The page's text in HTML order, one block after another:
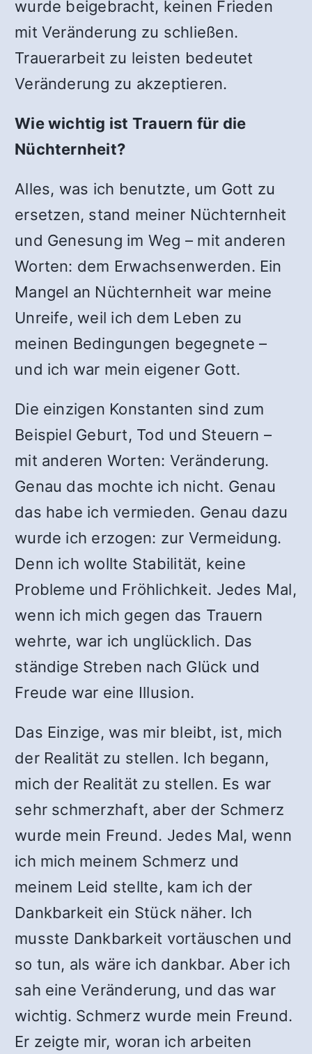
wurde beigebracht, keinen Frieden
mit Veränderung zu schließen.
Trauerarbeit zu leisten bedeutet
Veränderung zu akzeptieren.
Wie wichtig ist Trauern für die
Nüchternheit?
Alles, was ich benutzte, um Gott zu
ersetzen, stand meiner Nüchternheit
und Genesung im Weg – mit anderen
Worten: dem Erwachsenwerden. Ein
Mangel an Nüchternheit war meine
Unreife, weil ich dem Leben zu
meinen Bedingungen begegnete –
und ich war mein eigener Gott.
Die einzigen Konstanten sind zum
Beispiel Geburt, Tod und Steuern –
mit anderen Worten: Veränderung.
Genau das mochte ich nicht. Genau
das habe ich vermieden. Genau dazu
wurde ich erzogen: zur Vermeidung.
Denn ich wollte Stabilität, keine
Probleme und Fröhlichkeit. Jedes Mal,
wenn ich mich gegen das Trauern
wehrte, war ich unglücklich. Das
ständige Streben nach Glück und
Freude war eine Illusion.
Das Einzige, was mir bleibt, ist, mich
der Realität zu stellen. Ich begann,
mich der Realität zu stellen. Es war
sehr schmerzhaft, aber der Schmerz
wurde mein Freund. Jedes Mal, wenn
ich mich meinem Schmerz und
meinem Leid stellte, kam ich der
Dankbarkeit ein Stück näher. Ich
musste Dankbarkeit vortäuschen und
so tun, als wäre ich dankbar. Aber ich
sah eine Veränderung, und das war
wichtig. Schmerz wurde mein Freund.
Er zeigte mir, woran ich arbeiten